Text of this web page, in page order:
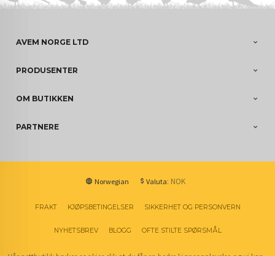
AVEM NORGE LTD
PRODUSENTER
OM BUTIKKEN
PARTNERE
Norwegian Valuta: NOK
FRAKT KJØPSBETINGELSER SIKKERHET OG PERSONVERN
NYHETSBREV BLOGG OFTE STILTE SPØRSMÅL